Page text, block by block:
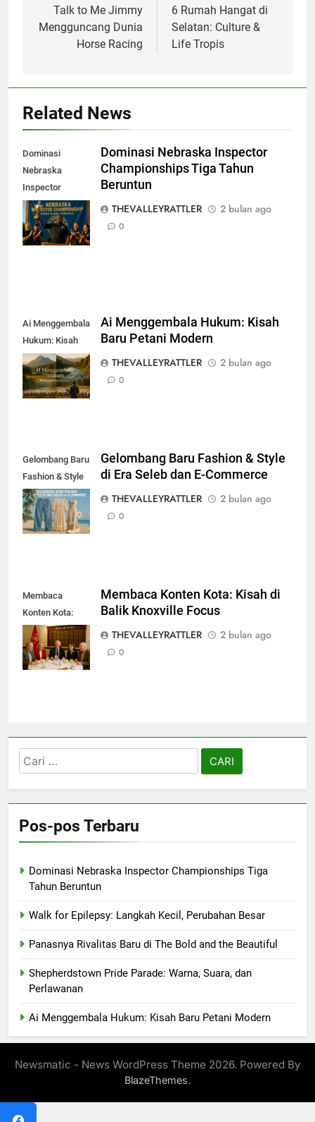
posTalk to Me Jimmy
Mengguncang Dunia
Horse Racing
6 Rumah Hangat di
Selatan: Culture &
Life Tropis
Related News
Dominasi
Nebraska
Inspector
Championships
Tiga Tahun
Beruntun
Dominasi Nebraska Inspector
Championships Tiga Tahun
Beruntun
THEVALLEYRATTLER
2 bulan ago
0
Ai Menggembala
Hukum: Kisah
Baru Petani
Modern
Ai Menggembala Hukum: Kisah
Baru Petani Modern
THEVALLEYRATTLER
2 bulan ago
0
Gelombang Baru
Fashion & Style
di Era Seleb dan
E-Commerce
Gelombang Baru Fashion & Style
di Era Seleb dan E-Commerce
THEVALLEYRATTLER
2 bulan ago
0
Membaca
Konten Kota:
Kisah di Balik
Knoxville Focus
Membaca Konten Kota: Kisah di
Balik Knoxville Focus
THEVALLEYRATTLER
2 bulan ago
0
Cari
untuk:
Pos-pos Terbaru
Dominasi Nebraska Inspector Championships Tiga
Tahun Beruntun
Walk for Epilepsy: Langkah Kecil, Perubahan Besar
Panasnya Rivalitas Baru di The Bold and the Beautiful
Shepherdstown Pride Parade: Warna, Suara, dan
Perlawanan
Ai Menggembala Hukum: Kisah Baru Petani Modern
Newsmatic - News WordPress Theme 2026. Powered By
BlazeThemes.